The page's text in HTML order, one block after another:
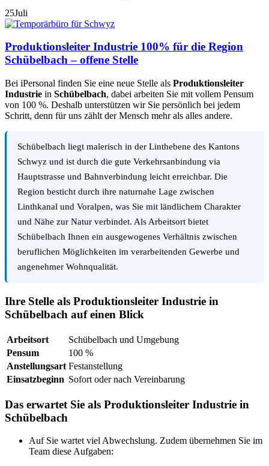
25Juli
Produktionsleiter Industrie 100% für die Region
Schübelbach – offene Stelle
Bei iPersonal finden Sie eine neue Stelle als Produktionsleiter
Industrie in Schübelbach, dabei arbeiten Sie mit vollem Pensum
von 100 %. Deshalb unterstützen wir Sie persönlich bei jedem
Schritt, denn für uns zählt der Mensch mehr als alles andere.
Schübelbach liegt malerisch in der Linthebene des Kantons
Schwyz und ist durch die gute Verkehrsanbindung via
Hauptstrasse und Bahnverbindung leicht erreichbar. Die
Region besticht durch ihre naturnahe Lage zwischen
Linthkanal und Voralpen, was Sie mit ländlichem Charakter
und Nähe zur Natur verbindet. Als Arbeitsort bietet
Schübelbach Ihnen ein ausgewogenes Verhältnis zwischen
beruflichen Möglichkeiten im verarbeitenden Gewerbe und
angenehmer Wohnqualität.
Ihre Stelle als Produktionsleiter Industrie in
Schübelbach auf einen Blick
Arbeitsort
Schübelbach und Umgebung
Pensum
100 %
Anstellungsart Festanstellung
Einsatzbeginn Sofort oder nach Vereinbarung
Das erwartet Sie als Produktionsleiter Industrie in
Schübelbach
Auf Sie wartet viel Abwechslung. Zudem übernehmen Sie im
Team diese Aufgaben: